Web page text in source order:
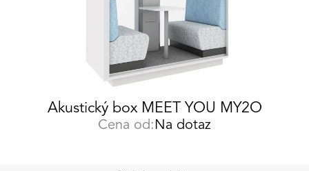
Akustický box MEET YOU MY2O
Cena od: Na dotaz